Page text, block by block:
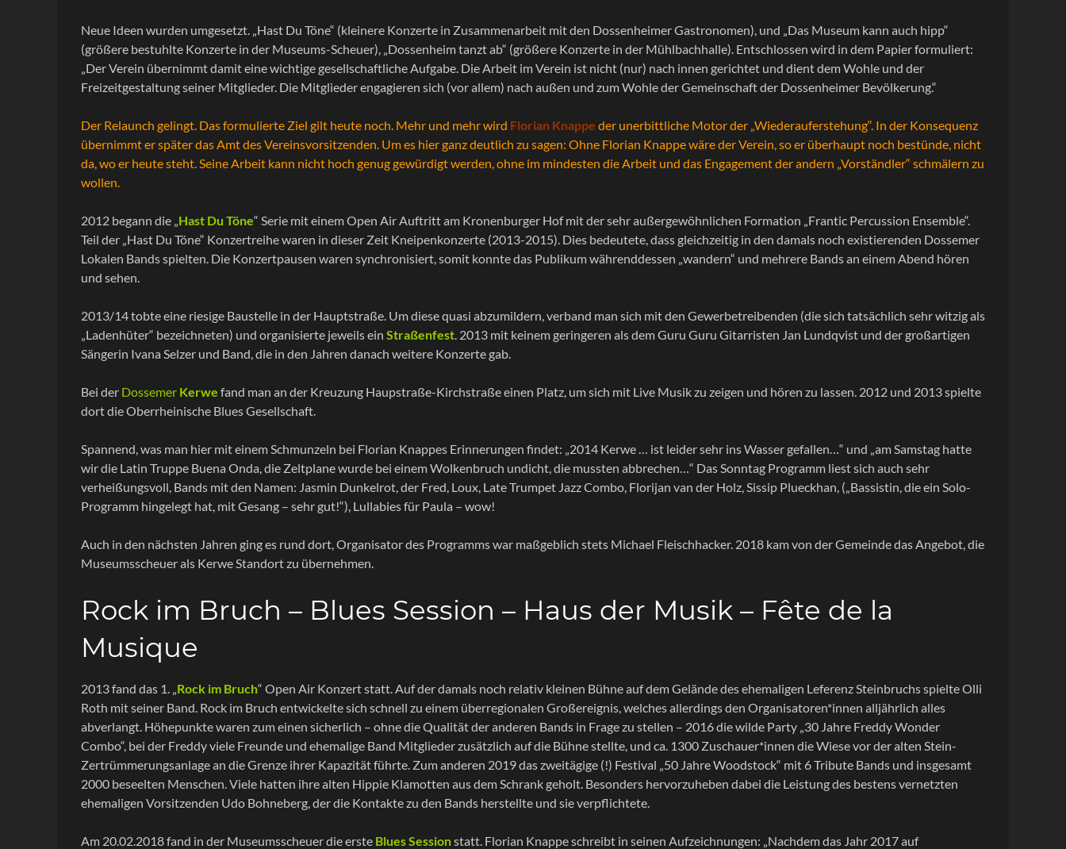
Neue Ideen wurden umgesetzt. „Hast Du Töne“ (kleinere Konzerte in Zusammenarbeit mit den Dossenheimer Gastronomen), und „Das Museum kann auch hipp“
(größere bestuhlte Konzerte in der Museums-Scheuer), „Dossenheim tanzt ab“ (größere Konzerte in der Mühlbachhalle). Entschlossen wird in dem Papier formuliert:
„Der Verein übernimmt damit eine wichtige gesellschaftliche Aufgabe. Die Arbeit im Verein ist nicht (nur) nach innen gerichtet und dient dem Wohle und der
Freizeitgestaltung seiner Mitglieder. Die Mitglieder engagieren sich (vor allem) nach außen und zum Wohle der Gemeinschaft der Dossenheimer Bevölkerung.“
Der Relaunch gelingt. Das formulierte Ziel gilt heute noch. Mehr und mehr wird Florian Knappe der unerbittliche Motor der „Wiederauferstehung“. In der Konsequenz
übernimmt er später das Amt des Vereinsvorsitzenden. Um es hier ganz deutlich zu sagen: Ohne Florian Knappe wäre der Verein, so er überhaupt noch bestünde, nicht
da, wo er heute steht. Seine Arbeit kann nicht hoch genug gewürdigt werden, ohne im mindesten die Arbeit und das Engagement der andern „Vorständler“ schmälern zu
wollen.
2012 begann die „Hast Du Töne“ Serie mit einem Open Air Auftritt am Kronenburger Hof mit der sehr außergewöhnlichen Formation „Frantic Percussion Ensemble“.
Teil der „Hast Du Töne“ Konzertreihe waren in dieser Zeit Kneipenkonzerte (2013-2015). Dies bedeutete, dass gleichzeitig in den damals noch existierenden Dossemer
Lokalen Bands spielten. Die Konzertpausen waren synchronisiert, somit konnte das Publikum währenddessen „wandern“ und mehrere Bands an einem Abend hören
und sehen.
2013/14 tobte eine riesige Baustelle in der Hauptstraße. Um diese quasi abzumildern, verband man sich mit den Gewerbetreibenden (die sich tatsächlich sehr witzig als
„Ladenhüter“ bezeichneten) und organisierte jeweils ein Straßenfest. 2013 mit keinem geringeren als dem Guru Guru Gitarristen Jan Lundqvist und der großartigen
Sängerin Ivana Selzer und Band, die in den Jahren danach weitere Konzerte gab.
Bei der Dossemer Kerwe fand man an der Kreuzung Haupstraße-Kirchstraße einen Platz, um sich mit Live Musik zu zeigen und hören zu lassen. 2012 und 2013 spielte
dort die Oberrheinische Blues Gesellschaft.
Spannend, was man hier mit einem Schmunzeln bei Florian Knappes Erinnerungen findet: „2014 Kerwe … ist leider sehr ins Wasser gefallen…“ und „am Samstag hatte
wir die Latin Truppe Buena Onda, die Zeltplane wurde bei einem Wolkenbruch undicht, die mussten abbrechen…“ Das Sonntag Programm liest sich auch sehr
verheißungsvoll, Bands mit den Namen: Jasmin Dunkelrot, der Fred, Loux, Late Trumpet Jazz Combo, Florijan van der Holz, Sissip Plueckhan, („Bassistin, die ein Solo-
Programm hingelegt hat, mit Gesang – sehr gut!“), Lullabies für Paula – wow!
Auch in den nächsten Jahren ging es rund dort, Organisator des Programms war maßgeblich stets Michael Fleischhacker. 2018 kam von der Gemeinde das Angebot, die
Museumsscheuer als Kerwe Standort zu übernehmen.
Rock im Bruch – Blues Session – Haus der Musik – Fête de la
Musique
2013 fand das 1. „Rock im Bruch“ Open Air Konzert statt. Auf der damals noch relativ kleinen Bühne auf dem Gelände des ehemaligen Leferenz Steinbruchs spielte Olli
Roth mit seiner Band. Rock im Bruch entwickelte sich schnell zu einem überregionalen Großereignis, welches allerdings den Organisatoren*innen alljährlich alles
abverlangt. Höhepunkte waren zum einen sicherlich – ohne die Qualität der anderen Bands in Frage zu stellen – 2016 die wilde Party „30 Jahre Freddy Wonder
Combo“, bei der Freddy viele Freunde und ehemalige Band Mitglieder zusätzlich auf die Bühne stellte, und ca. 1300 Zuschauer*innen die Wiese vor der alten Stein-
Zertrümmerungsanlage an die Grenze ihrer Kapazität führte. Zum anderen 2019 das zweitägige (!) Festival „50 Jahre Woodstock“ mit 6 Tribute Bands und insgesamt
2000 beseelten Menschen. Viele hatten ihre alten Hippie Klamotten aus dem Schrank geholt. Besonders hervorzuheben dabei die Leistung des bestens vernetzten
ehemaligen Vorsitzenden Udo Bohneberg, der die Kontakte zu den Bands herstellte und sie verpflichtete.
Am 20.02.2018 fand in der Museumsscheuer die erste Blues Sessionstatt. Florian Knappe schreibt in seinen Aufzeichnungen: „Nachdem das Jahr 2017 auf